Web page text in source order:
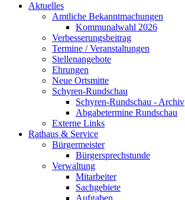
Aktuelles
Amtliche Bekanntmachungen
Kommunalwahl 2026
Verbesserungsbeitrag
Termine / Veranstaltungen
Stellenangebote
Ehrungen
Neue Ortsmitte
Schyren-Rundschau
Schyren-Rundschau - Archiv
Abgabetermine Rundschau
Externe Links
Rathaus & Service
Bürgermeister
Bürgersprechstunde
Verwaltung
Mitarbeiter
Sachgebiete
Aufgaben